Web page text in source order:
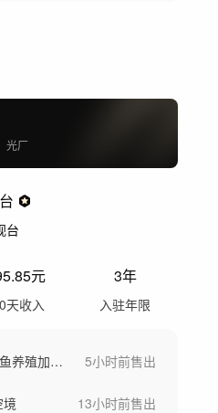
光厂
台
元
天收入
3年
入驻年限
高清实拍山东日照三文鱼养殖加工空镜 5小时前售出
13小时前售出